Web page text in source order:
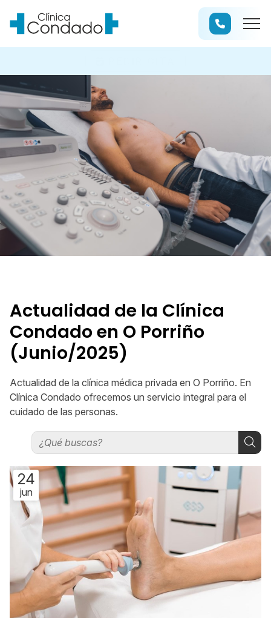
Actualidad de la Clínica
Condado en O Porriño
(Junio/2025)
Actualidad de la clínica médica privada en O Porriño. En
Clínica Condado ofrecemos un servicio integral para el
cuidado de las personas.
24
jun